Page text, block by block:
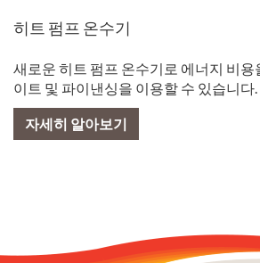
히트 펌프 온수기
새로운 히트 펌프 온수기로 에너지 비용
이트 및 파이낸싱을 이용할 수 있습니다.
자세히 알아보기